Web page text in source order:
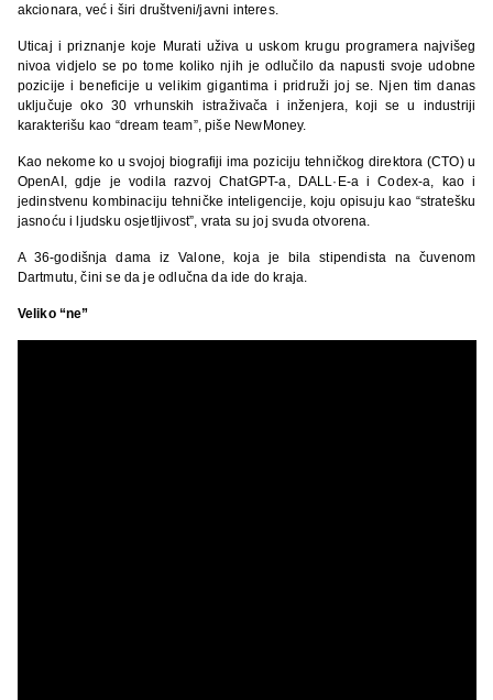
akcionara, već i širi društveni/javni interes.
Uticaj i priznanje koje Murati uživa u uskom krugu programera najvišeg
nivoa vidjelo se po tome koliko njih je odlučilo da napusti svoje udobne
pozicije i beneficije u velikim gigantima i pridruži joj se. Njen tim danas
uključuje oko 30 vrhunskih istraživača i inženjera, koji se u industriji
karakterišu kao “dream team”, piše NewMoney.
Kao nekome ko u svojoj biografiji ima poziciju tehničkog direktora (CTO) u
OpenAI, gdje je vodila razvoj ChatGPT-a, DALL·E-a i Codex-a, kao i
jedinstvenu kombinaciju tehničke inteligencije, koju opisuju kao “stratešku
jasnoću i ljudsku osjetljivost”, vrata su joj svuda otvorena.
A 36-godišnja dama iz Valone, koja je bila stipendista na čuvenom
Dartmutu, čini se da je odlučna da ide do kraja.
Veliko “ne”